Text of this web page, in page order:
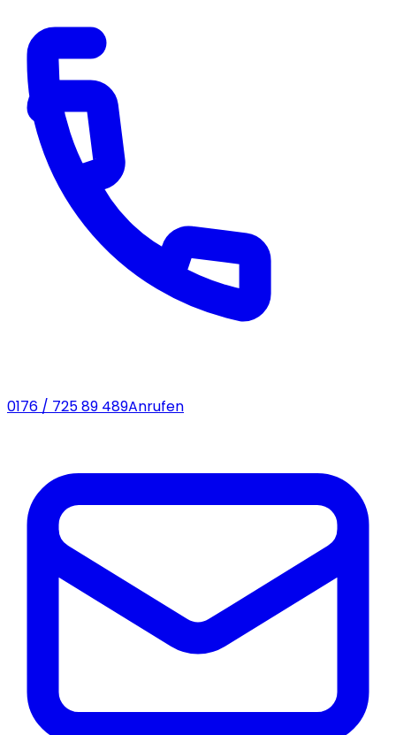
0176 / 725 89 489Anrufen